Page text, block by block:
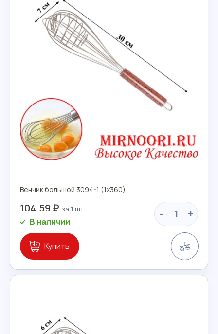
Венчик большой 3094-1 (1х360)
104.59 ₽ - +
В наличии
Купить